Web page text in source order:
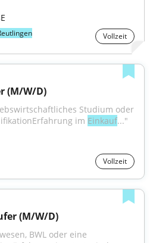
Vollzeit
(M/W/D)
Studium oder
im Einkauf..."
Vollzeit
(M/W/D)
BWL oder eine